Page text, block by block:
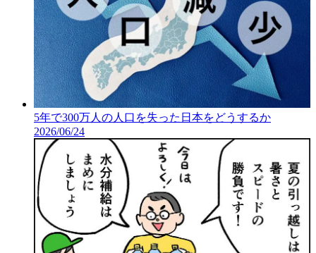
5年で300万人の人口を失った日本をどうするか
2026/06/24